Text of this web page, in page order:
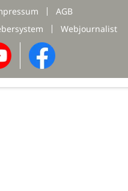
AGB
Webjournalist